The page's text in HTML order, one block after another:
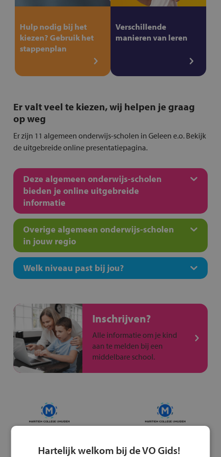
Hulp nodig bij het
kiezen? Gebruik het
stappenplan
Verschillende
manieren van leren
Er valt veel te kiezen, wij helpen je graag
op weg
Er zijn 11 algemeen onderwijs-scholen in Geleen e.o. Bekijk
de uitgebreide online presentatiepagina.
Deze algemeen onderwijs-scholen
bieden je online uitgebreide
informatie
Overige algemeen onderwijs-scholen
in jouw regio
Welk niveau past bij jou?
Inschrijven?
Alle informatie om je kind
aan te melden bij een
middelbare school.
Hartelijk welkom bij de VO Gids!